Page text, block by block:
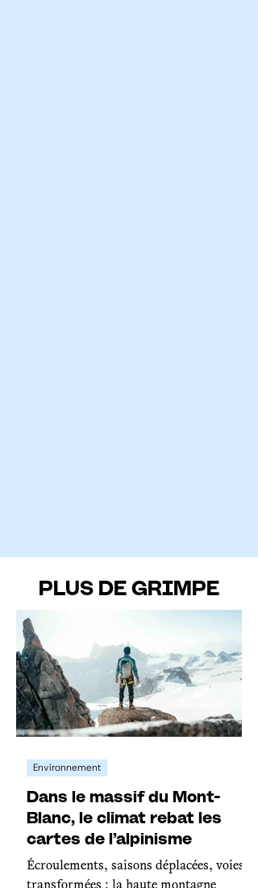
PLUS DE GRIMPE
Dans le massif du Mont-
Blanc, le climat rebat les
cartes de l’alpinisme
Écroulements, saisons déplacées, voies
Environnement